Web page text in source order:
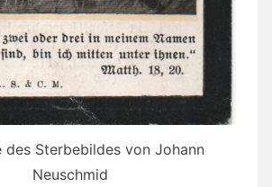
des Sterbebildes von Johann
Neuschmid